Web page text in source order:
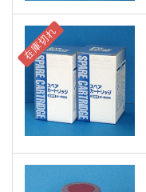
在庫切れ